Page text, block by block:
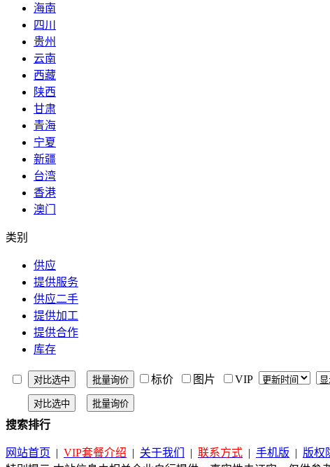
海南
四川
贵州
云南
西藏
陕西
甘肃
青海
宁夏
新疆
台湾
香港
澳门
类别
供应
提供服务
供应二手
提供加工
提供合作
库存
标价 图片 VIP
搜索排行
网站首页 | VIP套餐介绍 | 关于我们 | 联系方式 | 手机版 | 版权